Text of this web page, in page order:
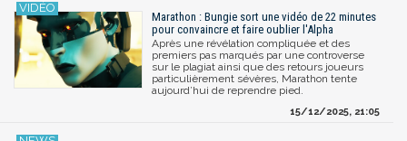
Marathon : Bungie sort une vidéo de 22 minutes
pour convaincre et faire oublier l'Alpha
Après une révélation compliquée et des
premiers pas marqués par une controverse
sur le plagiat ainsi que des retours joueurs
particulièrement sévères, Marathon tente
aujourd’hui de reprendre pied.
15/12/2025, 21:05